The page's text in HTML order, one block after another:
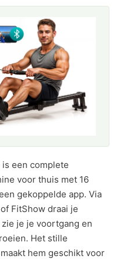
is een complete
voor thuis met 16
gekoppelde app. Via
FitShow draai je
zie je je voortgang en
Het stille
hem geschikt voor